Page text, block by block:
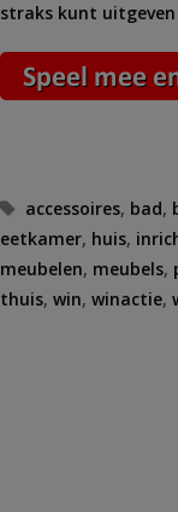
straks kunt uitgeven
Tags
accessoires, bad,
eetkamer, huis,
meubelen, meubels,
thuis, win, winactie,